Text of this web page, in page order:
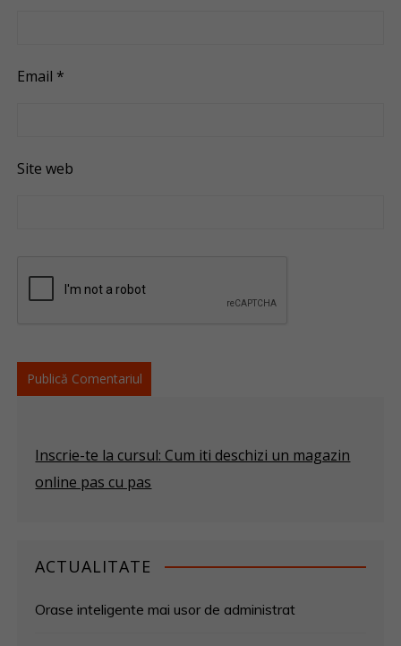
Email *
Site web
Inscrie-te la cursul: Cum iti deschizi un magazin
online pas cu pas
ACTUALITATE
Orase inteligente mai usor de administrat